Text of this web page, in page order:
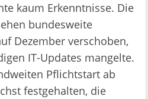
kaum Erkenntnisse. Die
bundesweite
Dezember verschoben,
IT-Updates mangelte.
Pflichtstart ab
festgehalten, die